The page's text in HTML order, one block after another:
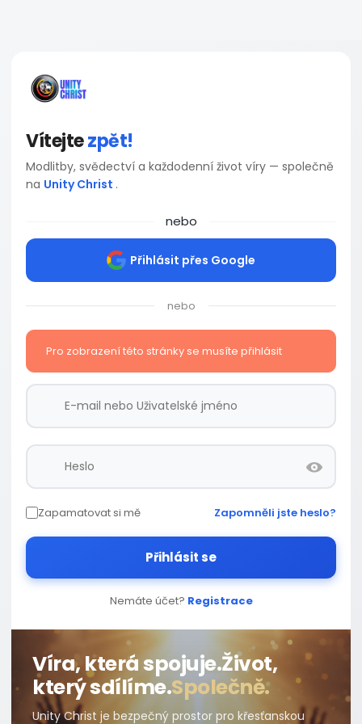
Vítejtezpět!
Modlitby, svědectví a každodenní život víry — společně
na Unity Christ .
nebo
Přihlásit přes Google
nebo
Pro zobrazení této stránky se musíte přihlásit
Zapamatovat si mě Zapomněli jste heslo?
Přihlásit se
Nemáte účet? Registrace
Víra, která spojuje.Život,
který sdílíme.Společně.
Unity Christ je bezpečný prostor pro křesťanskou